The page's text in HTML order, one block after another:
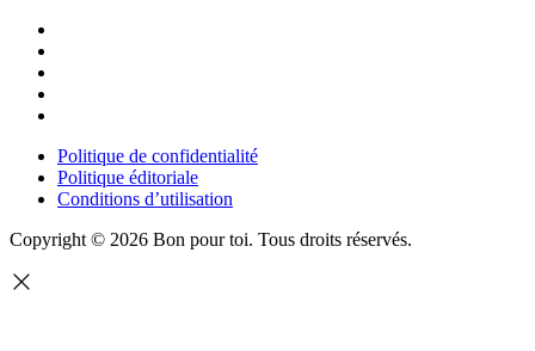
Politique de confidentialité
Politique éditoriale
Conditions d’utilisation
Copyright © 2026 Bon pour toi. Tous droits réservés.